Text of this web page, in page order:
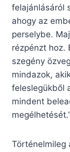
felajánlásáról
ahogy az
perselybe.
rézpénzt hoz.
szegény
mindazok,
feleslegükből
mindent
Történelmileg